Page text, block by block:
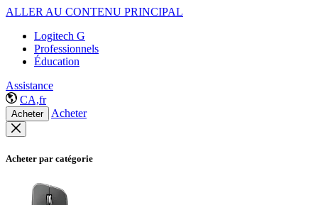
ALLER AU CONTENU PRINCIPAL
Logitech G
Professionnels
Éducation
Assistance
CA,fr
Acheter Acheter
Acheter par catégorie